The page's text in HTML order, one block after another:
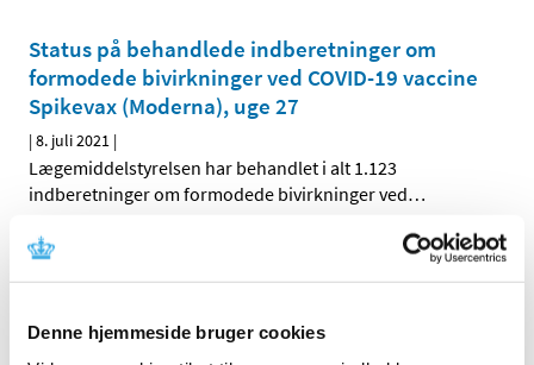
Denne hjemmeside bruger cookies
Status på behandlede indberetninger om
formodede bivirkninger ved COVID-19 vaccine
Spikevax (Moderna), uge 27
|8. juli 2021 |
Lægemiddelstyrelsen har behandlet i alt 1.123
indberetninger om formodede bivirkninger ved…
Status på behandlede indberetninger om
formodede bivirkninger ved Comirnaty
8. juli 2021